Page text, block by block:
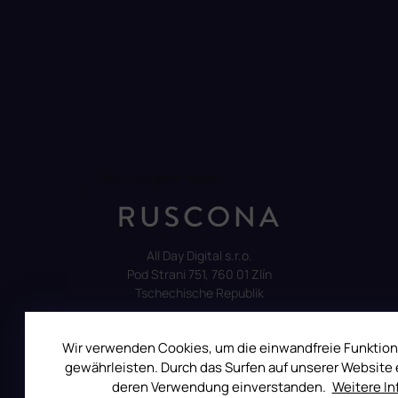
Wir verwenden Cookies, um die einwandfreie
gewährleisten. Durch das Surfen auf unserer Website
deren Verwendung einverstanden. Weitere
All Day Digital s.r.o.
Pod Strani 751, 760 01 Zlín
Tschechische Republik
ALLES ÜBER DEN EINKAUF